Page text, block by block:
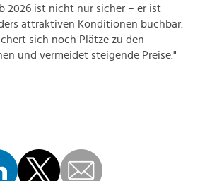
2026 ist nicht nur sicher – er ist
attraktiven Konditionen buchbar.
sich noch Plätze zu den
und vermeidet steigende Preise."